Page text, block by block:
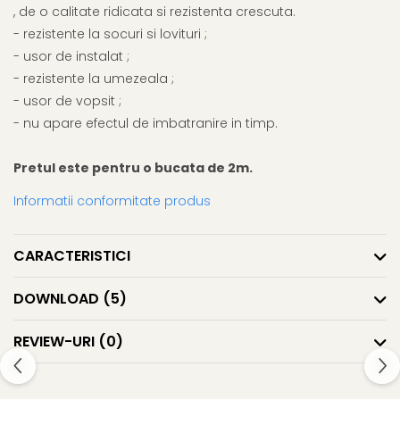
, de o calitate ridicata si rezistenta crescuta.
- rezistente la socuri si lovituri ;
- usor de instalat ;
- rezistente la umezeala ;
- usor de vopsit ;
- nu apare efectul de imbatranire in timp.
Pretul este pentru o bucata de 2m.
Informatii conformitate produs
CARACTERISTICI
DOWNLOAD (5)
REVIEW-URI (0)